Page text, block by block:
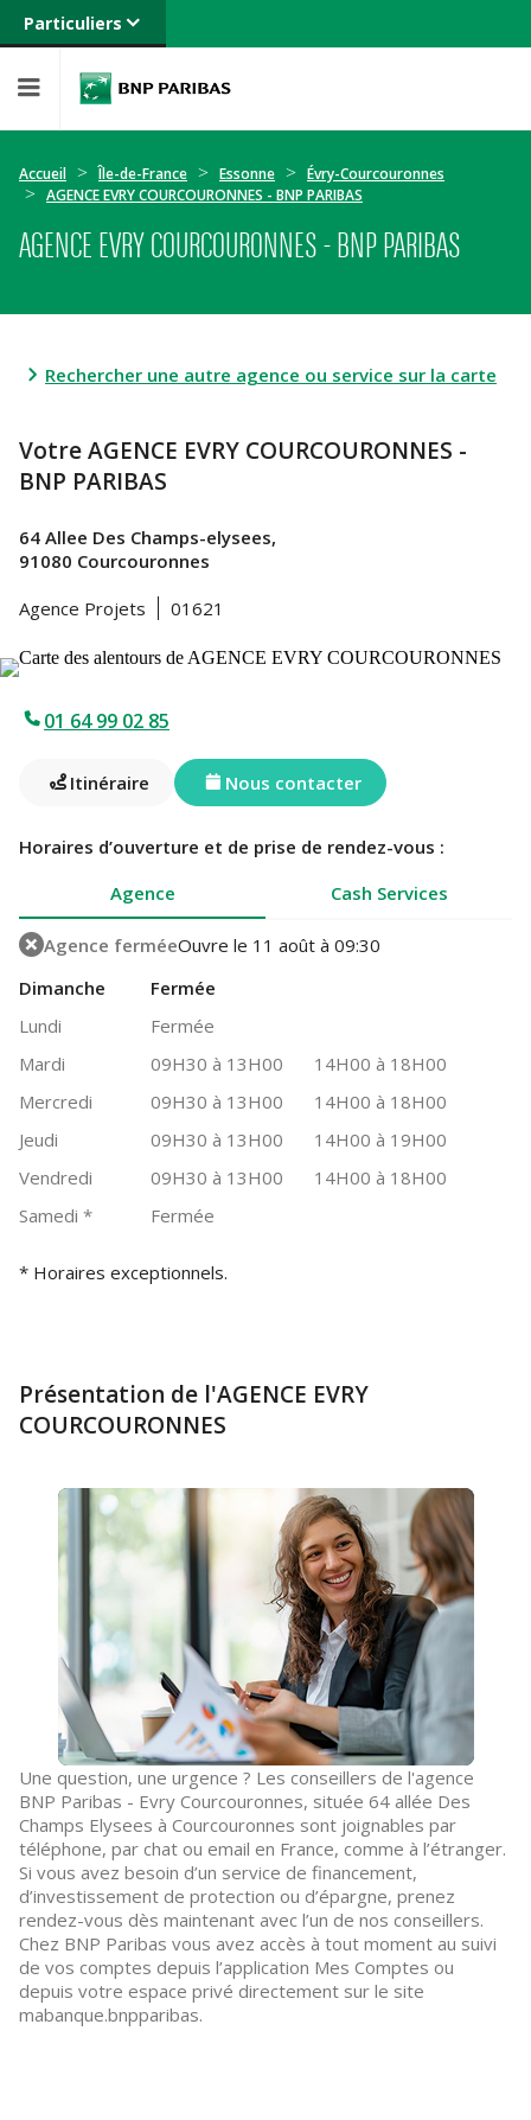
Particuliers
Banque privée
Entreprises
Accueil Île-de-France Essonne
Évry-Courcouronnes
AGENCE EVRY COURCOURONNES - BNP PARIBAS
AGENCE EVRY COURCOURONNES - BNP PARIBAS
Rechercher une autre agence ou service sur la carte
Votre AGENCE EVRY COURCOURONNES -
BNP PARIBAS
64 Allee Des Champs-elysees,
91080 Courcouronnes
Agence Projets
01621
01 64 99 02 85
Itinéraire Nous contacter
Horaires d’ouverture et de prise de rendez-vous :
Agence
Cash Services
Agence ferméeOuvre le 11 août à 09:30
Dimanche
Fermée
Lundi
Fermée
Mardi
09H30 à 13H00
14H00 à 18H00
Mercredi
09H30 à 13H00
14H00 à 18H00
Jeudi
09H30 à 13H00
14H00 à 19H00
Vendredi
09H30 à 13H00
14H00 à 18H00
Samedi * Fermée
* Horaires exceptionnels.
Présentation de l'AGENCE EVRY
COURCOURONNES
Une question, une urgence ? Les conseillers de l'agence
BNP Paribas - Evry Courcouronnes, située 64 allée Des
Champs Elysees à Courcouronnes sont joignables par
téléphone, par chat ou email en France, comme à l’étranger.
Si vous avez besoin d’un service de financement,
d’investissement de protection ou d’épargne, prenez
rendez-vous dès maintenant avec l’un de nos conseillers.
Chez BNP Paribas vous avez accès à tout moment au suivi
de vos comptes depuis l’application Mes Comptes ou
depuis votre espace privé directement sur le site
mabanque.bnpparibas.